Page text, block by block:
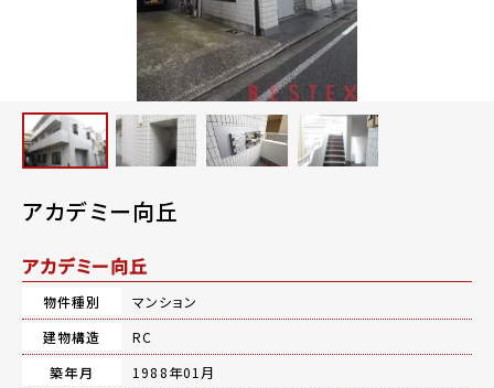
アカデミー向丘
アカデミー向丘
物件種別
マンション
建物構造
RC
築年月
1988年01月